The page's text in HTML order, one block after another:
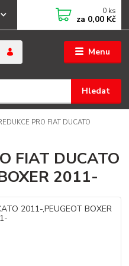
Menu
Hledat
0 ks
za 0,00 Kč
PRO FIAT DUCATO
FIAT DUCATO
2011-